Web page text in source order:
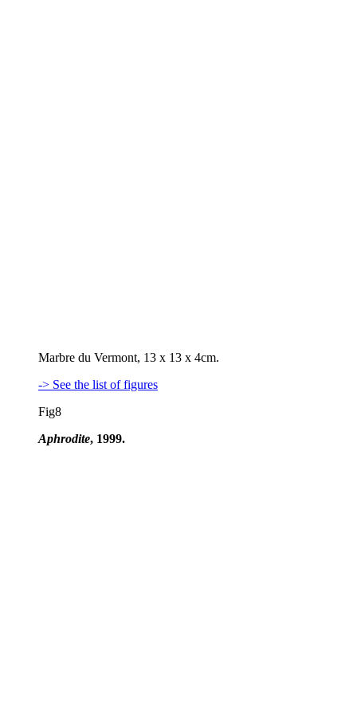
Marbre du Vermont, 13 x 13 x 4cm.
-> See the list of figures
Fig8
Aphrodite, 1999.